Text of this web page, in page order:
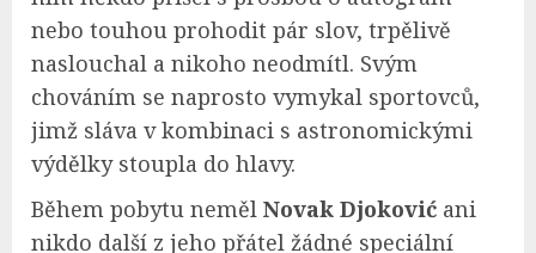
nebo touhou prohodit pár slov, trpělivě
naslouchal a nikoho neodmítl. Svým
chováním se naprosto vymykal sportovců,
jimž sláva v kombinaci s astronomickými
výdělky stoupla do hlavy.
Během pobytu neměl Novak Djoković ani
nikdo další z jeho přátel žádné speciální